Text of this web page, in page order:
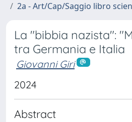
2a - Art/Cap/Saggio libro
La "bibbia nazista":
tra Germania e Italia
Giovanni Giri
2024
Abstract